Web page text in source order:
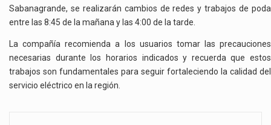
Sabanagrande, se realizarán cambios de redes y trabajos de poda
entre las 8:45 de la mañana y las 4:00 de la tarde.
La compañía recomienda a los usuarios tomar las precauciones
necesarias durante los horarios indicados y recuerda que estos
trabajos son fundamentales para seguir fortaleciendo la calidad del
servicio eléctrico en la región.